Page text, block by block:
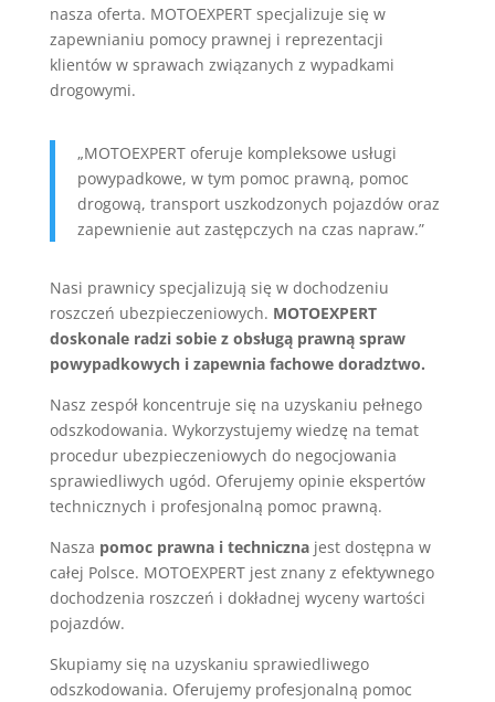
nasza oferta. MOTOEXPERT specjalizuje się w
zapewnianiu pomocy prawnej i reprezentacji
klientów w sprawach związanych z wypadkami
drogowymi.
„MOTOEXPERT oferuje kompleksowe usługi
powypadkowe, w tym pomoc prawną, pomoc
drogową, transport uszkodzonych pojazdów oraz
zapewnienie aut zastępczych na czas napraw.”
Nasi prawnicy specjalizują się w dochodzeniu
roszczeń ubezpieczeniowych. MOTOEXPERT
doskonale radzi sobie z obsługą prawną spraw
powypadkowych i zapewnia fachowe doradztwo.
Nasz zespół koncentruje się na uzyskaniu pełnego
odszkodowania. Wykorzystujemy wiedzę na temat
procedur ubezpieczeniowych do negocjowania
sprawiedliwych ugód. Oferujemy opinie ekspertów
technicznych i profesjonalną pomoc prawną.
Nasza pomoc prawna i technicznajest dostępna w
całej Polsce. MOTOEXPERT jest znany z efektywnego
dochodzenia roszczeń i dokładnej wyceny wartości
pojazdów.
Skupiamy się na uzyskaniu sprawiedliwego
odszkodowania. Oferujemy profesjonalną pomoc